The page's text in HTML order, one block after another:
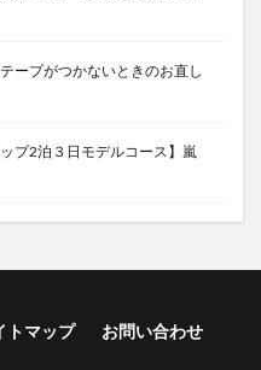
ープがつかないときのお直し
プ2泊３日モデルコース】嵐
トマップ お問い合わせ